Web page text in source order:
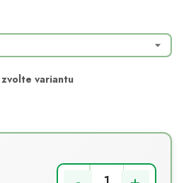
Jak získat lepší ceny?